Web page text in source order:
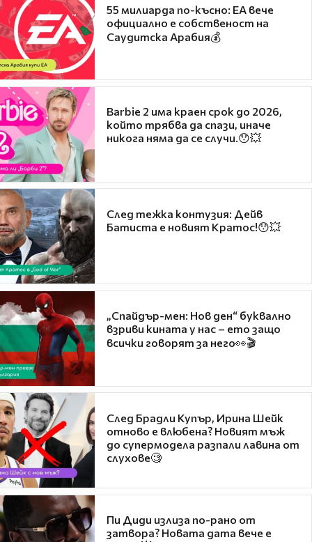
55 милиарда по-късно: EA вече
официално е собственост на
Саудитска Арабия💰
Barbie 2 има краен срок до 2026,
който трябва да спази, иначе
никога няма да се случи.😯💥
След тежка контузия: Дейв
Батиста е новият Кратос!😯💥
„Спайдър-мен: Нов ден“ буквално
взриви кината у нас – ето защо
всички говорят за него👀🎬
След Брадли Купър, Ирина Шейк
отново е влюбена? Новият мъж
до супермодела разпали лавина от
слухове🧐
Пи Диди излиза по-рано от
затвора? Новата дата вече е